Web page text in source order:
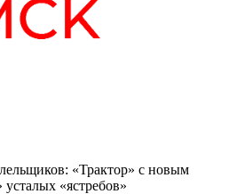
«Трактор» с новым
усталых «ястребов»